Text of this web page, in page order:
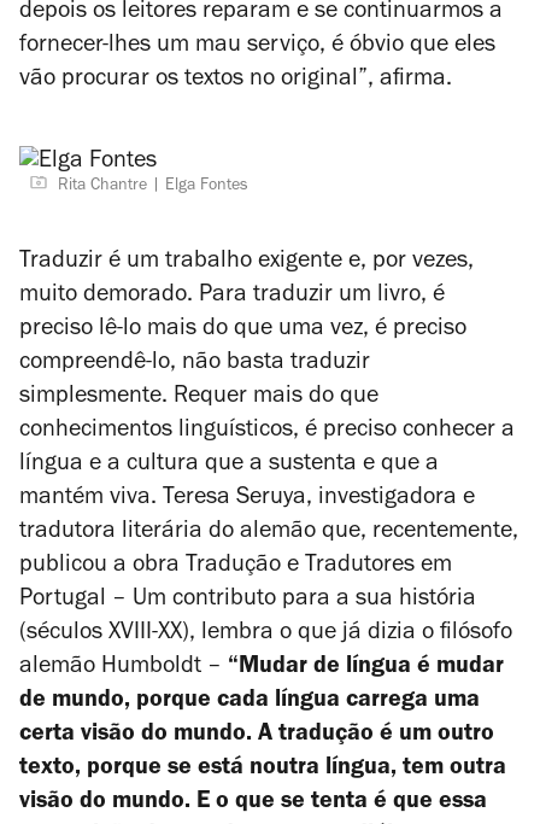
depois os leitores reparam e se continuarmos a
fornecer-lhes um mau serviço, é óbvio que eles
vão procurar os textos no original”, afirma.
Rita Chantre Elga Fontes
Traduzir é um trabalho exigente e, por vezes,
muito demorado. Para traduzir um livro, é
preciso lê-lo mais do que uma vez, é preciso
compreendê-lo, não basta traduzir
simplesmente. Requer mais do que
conhecimentos linguísticos, é preciso conhecer a
língua e a cultura que a sustenta e que a
mantém viva. Teresa Seruya, investigadora e
tradutora literária do alemão que, recentemente,
publicou a obra Tradução e Tradutores em
Portugal – Um contributo para a sua história
(séculos XVIII-XX), lembra o que já dizia o filósofo
alemão Humboldt – “Mudar de língua é mudar
de mundo, porque cada língua carrega uma
certa visão do mundo. A tradução é um outro
texto, porque se está noutra língua, tem outra
visão do mundo. E o que se tenta é que essa